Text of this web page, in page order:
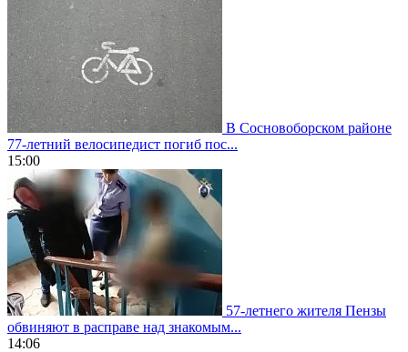
В Сосновоборском районе
77-летний велосипедист погиб пос...
15:00
57-летнего жителя Пензы
обвиняют в расправе над знакомым...
14:06